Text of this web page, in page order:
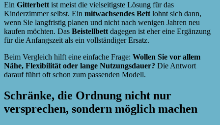
Ein Gitterbett ist meist die vielseitigste Lösung für das
Kinderzimmer selbst. Ein mitwachsendes Bett lohnt sich dann,
wenn Sie langfristig planen und nicht nach wenigen Jahren neu
kaufen möchten. Das Beistellbett dagegen ist eher eine Ergänzung
für die Anfangszeit als ein vollständiger Ersatz.
Beim Vergleich hilft eine einfache Frage: Wollen Sie vor allem
Nähe, Flexibilität oder lange Nutzungsdauer? Die Antwort
darauf führt oft schon zum passenden Modell.
Schränke, die Ordnung nicht nur
versprechen, sondern möglich machen